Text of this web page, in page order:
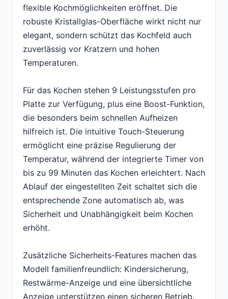
flexible Kochmöglichkeiten eröffnet. Die
robuste Kristallglas-Oberfläche wirkt nicht nur
elegant, sondern schützt das Kochfeld auch
zuverlässig vor Kratzern und hohen
Temperaturen.
Für das Kochen stehen 9 Leistungsstufen pro
Platte zur Verfügung, plus eine Boost-Funktion,
die besonders beim schnellen Aufheizen
hilfreich ist. Die intuitive Touch-Steuerung
ermöglicht eine präzise Regulierung der
Temperatur, während der integrierte Timer von
bis zu 99 Minuten das Kochen erleichtert. Nach
Ablauf der eingestellten Zeit schaltet sich die
entsprechende Zone automatisch ab, was
Sicherheit und Unabhängigkeit beim Kochen
erhöht.
Zusätzliche Sicherheits-Features machen das
Modell familienfreundlich: Kindersicherung,
Restwärme-Anzeige und eine übersichtliche
Anzeige unterstützen einen sicheren Betrieb.